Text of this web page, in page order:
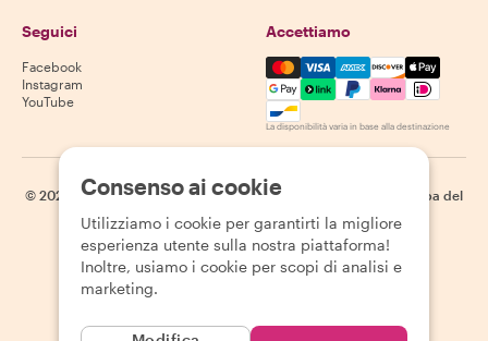
Seguici
Facebook
Instagram
YouTube
Accettiamo
Mastercard, Visa, Amex,
La disponibilità varia in base alla destinazione
© 2026 Withlocals.com | Informativa sulla privacy
Mappa del
Consenso ai cookie
Utilizziamo i cookie per garantirti la migliore
esperienza utente sulla nostra piattaforma!
Inoltre, usiamo i cookie per scopi di analisi e
marketing.